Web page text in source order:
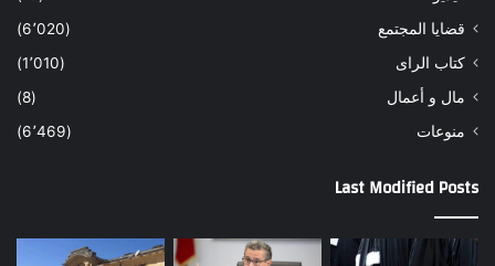
قضايا المجتمع
(6٬020)
كتاب الراى
(1٬010)
مال و أعمال
(8)
منوعات
(6٬469)
Last Modified Posts